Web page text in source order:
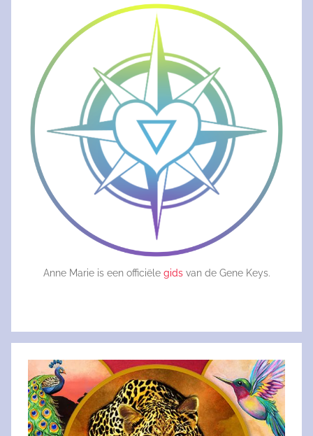
Anne Marie is een officiële gidsvan de Gene Keys.